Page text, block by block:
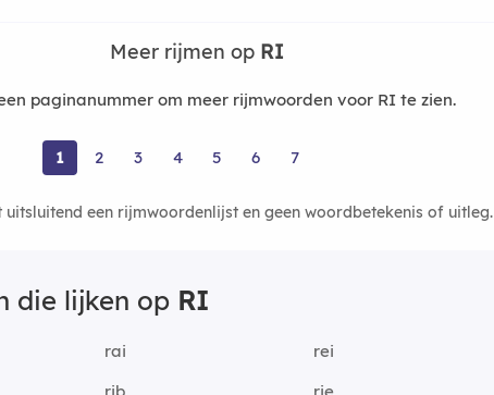
Meer rijmen op RI
paginanummer om meer rijmwoorden voor RI te zien.
1 2 3 4 5 6 7
uitsluitend een rijmwoordenlijst en geen woordbetekenis of uitleg.
die lijken op RI
rai
rei